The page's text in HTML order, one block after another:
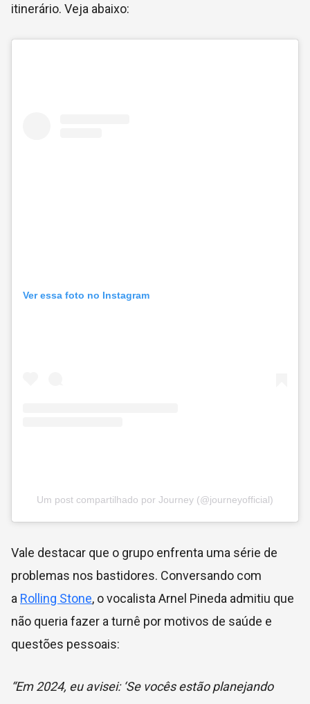
itinerário. Veja abaixo:
Ver essa foto no Instagram
Um post compartilhado por Journey (@journeyofficial)
Vale destacar que o grupo enfrenta uma série de
problemas nos bastidores. Conversando com
a Rolling Stone, o vocalista Arnel Pineda admitiu que
não queria fazer a turnê por motivos de saúde e
questões pessoais:
“Em 2024, eu avisei: ‘Se vocês estão planejando